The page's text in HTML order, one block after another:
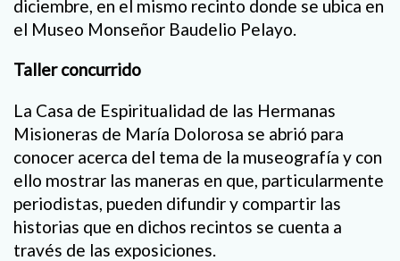
diciembre, en el mismo recinto donde se ubica en
el Museo Monseñor Baudelio Pelayo.
Taller concurrido
La Casa de Espiritualidad de las Hermanas
Misioneras de María Dolorosa se abrió para
conocer acerca del tema de la museografía y con
ello mostrar las maneras en que, particularmente
periodistas, pueden difundir y compartir las
historias que en dichos recintos se cuenta a
través de las exposiciones.